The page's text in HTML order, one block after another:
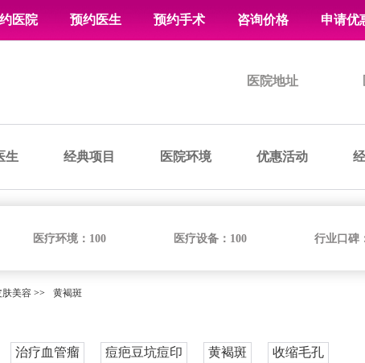
医院 预约医生 预约手术 咨询价格 申请优
医院地址
生 经典项目 医院环境 优惠活动
医疗环境： 100 医疗设备： 100 行业口碑
肤美容 >> 黄褐斑
治疗血管瘤 痘疤豆坑痘印 黄褐斑 收缩毛孔